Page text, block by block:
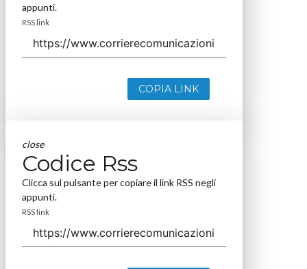
appunti.
RSS link
COPIA LINK
close
Codice Rss
Clicca sul pulsante per copiare il link RSS negli
appunti.
RSS link